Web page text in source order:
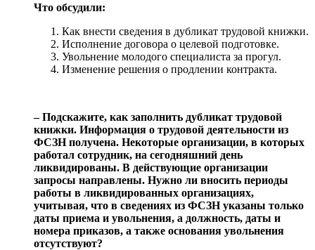
Что обсудили:
Как внести сведения в дубликат трудовой книжки.
Исполнение договора о целевой подготовке.
Увольнение молодого специалиста за прогул.
Изменение решения о продлении контракта.
‒ Подскажите, как заполнить дубликат трудовой
книжки. Информация о трудовой деятельности из
ФСЗН получена. Некоторые организации, в которых
работал сотрудник, на сегодняшний день
ликвидированы. В действующие организации
запросы направлены. Нужно ли вносить периоды
работы в ликвидированных организациях,
учитывая, что в сведениях из ФСЗН указаны только
даты приема и увольнения, а должность, даты и
номера приказов, а также основания увольнения
отсутствуют?